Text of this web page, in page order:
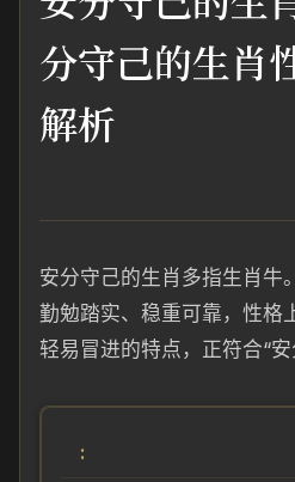
分守己的生肖
解析
安分守己的生肖多指生肖牛
勤勉踏实、稳重可靠，性格
轻易冒进的特点，正符合“安